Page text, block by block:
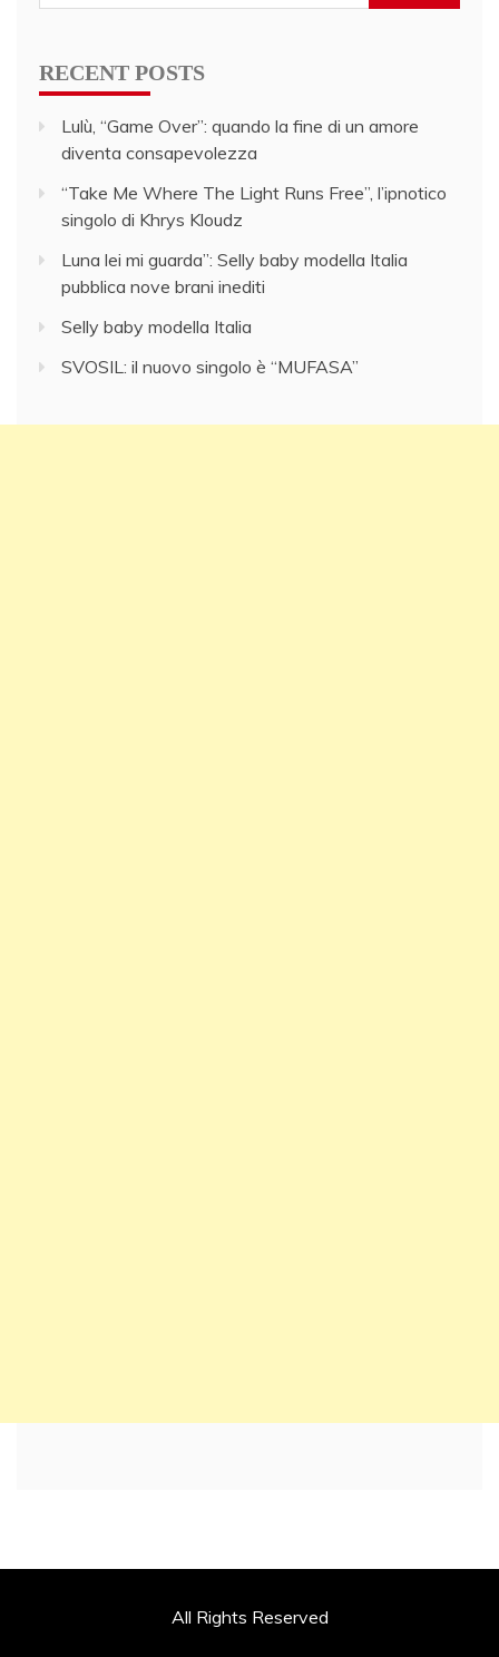
for:
RECENT POSTS
Lulù, “Game Over”: quando la fine di un amore
diventa consapevolezza
“Take Me Where The Light Runs Free”, l’ipnotico
singolo di Khrys Kloudz
Luna lei mi guarda”: Selly baby modella Italia
pubblica nove brani inediti
Selly baby modella Italia
SVOSIL: il nuovo singolo è “MUFASA”
All Rights Reserved